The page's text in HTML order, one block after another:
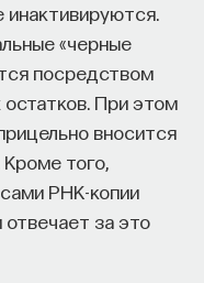
«черные
посредством
При этом
вносится
. Кроме того,
РНК-копии
за это
что
и логично
— зафиксировать
самый важный
человек
материалом
И получается,